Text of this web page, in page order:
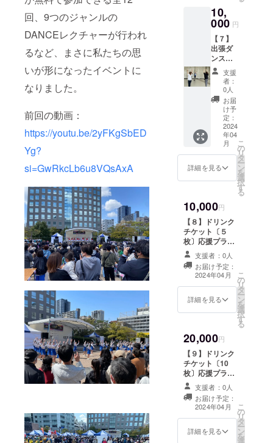
回、9つのジャンルの
DANCEレクチャーが行われ
るなど、まさに私たちの思
いが形になったイベントに
なりました。
前回の動画：
https://youtu.be/2yFKgSbED
Yg?
si=GwRkcLb6u8VQsAxA
4月～
2024年
12月）
ご支援
いただ
く際
は、必
ず【備
考欄】
に掲載
を希望
される
お名前
をご記
入くだ
ズ M：
身丈
69 身
幅52
肩幅
46 袖
丈20
L：身丈
73 身
幅55
肩幅
50 袖
丈22
XL：身
丈77
58 肩
幅54
ただい
た方全
員のお
名前を
ホーム
ページ
に掲載
させて
いただ
きま
す。
（期
2024年
4月～
2024年
12月）
ご支援
いただ
く際
は、必
ず【備
に掲載
部の中
から１
つ部の
間、１
箇所の
座席の
予約が
できま
す。 各
部の時
間帯お
よび出
演団体
はホー
ムペー
ジにて
ご確認
スフェ
スティ
バル
ホーム
ペー
ジ：
https://
www.to
hokuda
ncefest
ival.co
m/ オプ
にてご
希望の
部、座
席番号
を選択
してく
ださ
い。 な
お、座
席番号
のご希
とがで
きま
す。 予
約でき
る座席
は会場
図にて
ご確認
くださ
い。座
席は２
～３人
掛けア
ルミベ
ンチと
なって
おりま
ら第５
から１
つ部の
間、１
箇所の
座席の
予約が
できま
部の時
間帯お
演団体
はホー
ムペー
ジにて
ご確認
い。 東
北ダン
スフェ
スティ
バル
10,
000 円
【７】
出張ダ
ンス
レッス
ン応援
プラン
東北ダ
ンス
フェス
ティバ
ル実行
委員会
は様々
なダン
ス・舞
踊の講
り構成
されて
いま
す。 下
記の中
からオ
プショ
ンにて
ご希望
ンルを
選択し
内容を
ご相談
させて
いただ
いた
上、担
当実行
委員が
60分の
出張
レッス
支援
者：
0人
お届
け予
定：
2024
年04
月
詳細を見る
こ
の
リ
タ
ー
ン
を
選
択
す
る
10,000円
【８】ドリンク
チケット〔５
枚〕応援プラン
会場で使用でき
るドリンクチ
ケットを５枚お
渡しいたしま
す。 ご支援くだ
さった方は、４
月6日（土）また
に、勾当台公園
市民広場内の
「TDFブース」
にお越しくださ
い。 支援いただ
いた方全員のお
名前をホーム
ページに掲載さ
せていただきま
す。（期間：
2024年4月～
支援者：0人
お届け予定：
2024年04月
詳細を見る
こ
の
リ
タ
ー
ン
を
選
択
す
る
20,000円
【９】ドリンク
チケット〔10
枚〕応援プラン
会場で使用でき
るドリンクチ
ケットを５枚お
渡しいたしま
す。 ご支援くだ
さった方は、４
支援者：0人
お届け予定：
2024年04月
詳細を見る
こ
の
リ
タ
ー
ン
を